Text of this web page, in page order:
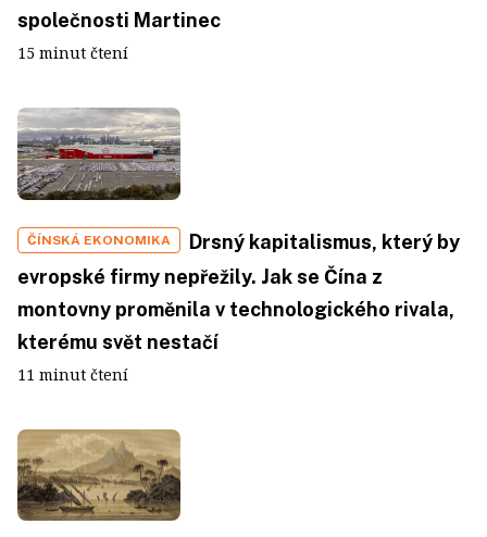
společnosti Martinec
15 minut čtení
ČÍNSKÁ EKONOMIKA
Drsný kapitalismus, který by
evropské firmy nepřežily. Jak se Čína z
montovny proměnila v technologického rivala,
kterému svět nestačí
11 minut čtení